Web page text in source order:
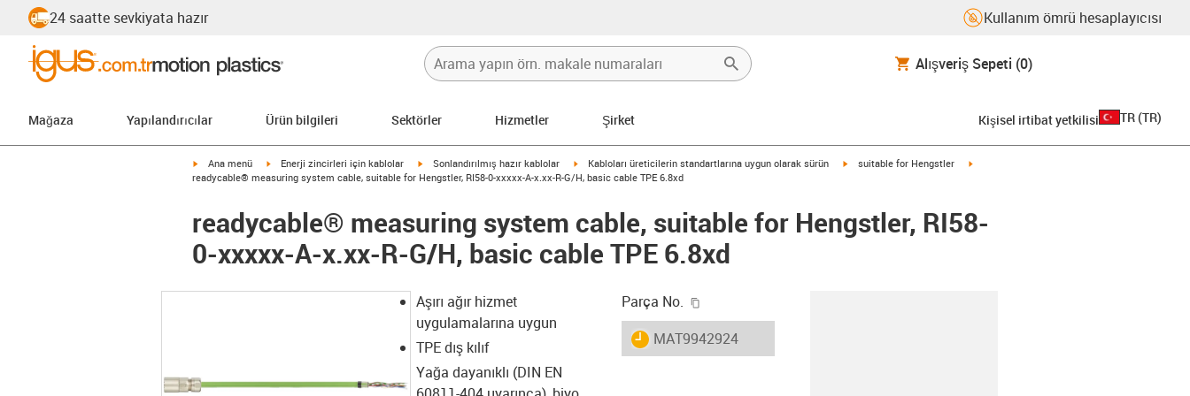
24 saatte sevkiyata hazır Kullanım ömrü hesaplayıcısı
Alışveriş Sepeti (0)
Mağaza Yapılandırıcılar Ürün bilgileri Sektörler Hizmetler Şirket Kişisel irtibat yetkilisi TR (TR)
igus-icon-arrow-right
Ana menü igus-icon-arrow-right
Enerji zincirleri için kablolar igus-icon-arrow-right
Sonlandırılmış hazır kablolar igus-icon-arrow-right
Kabloları üreticilerin standartlarına uygun olarak sürün igus-icon-arrow-right
suitable for Hengstler
readycable® measuring system cable, suitable for Hengstler, RI58-0-xxxxx-A-x.xx-R-G/H, basic cable TPE 6.8xd
readycable® measuring system cable, suitable for Hengstler, RI58-
0-xxxxx-A-x.xx-R-G/H, basic cable TPE 6.8xd
Aşırı ağır hizmet
uygulamalarına uygun
TPE dış kılıf
Yağa dayanıklı (DIN EN
Parça No.
igus-icon-lieferzeit
MAT9942924